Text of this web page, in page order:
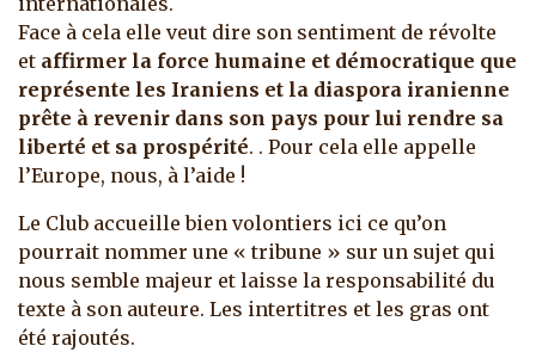
Face à cela elle veut dire son sentiment de révolte
et affirmer la force humaine et démocratique que
représente les Iraniens et la diaspora iranienne
prête à revenir dans son pays pour lui rendre sa
liberté et sa prospérité. . Pour cela elle appelle
l’Europe, nous, à l’aide !
Le Club accueille bien volontiers ici ce qu’on
pourrait nommer une « tribune » sur un sujet qui
nous semble majeur et laisse la responsabilité du
texte à son auteure. Les intertitres et les gras ont
été rajoutés.